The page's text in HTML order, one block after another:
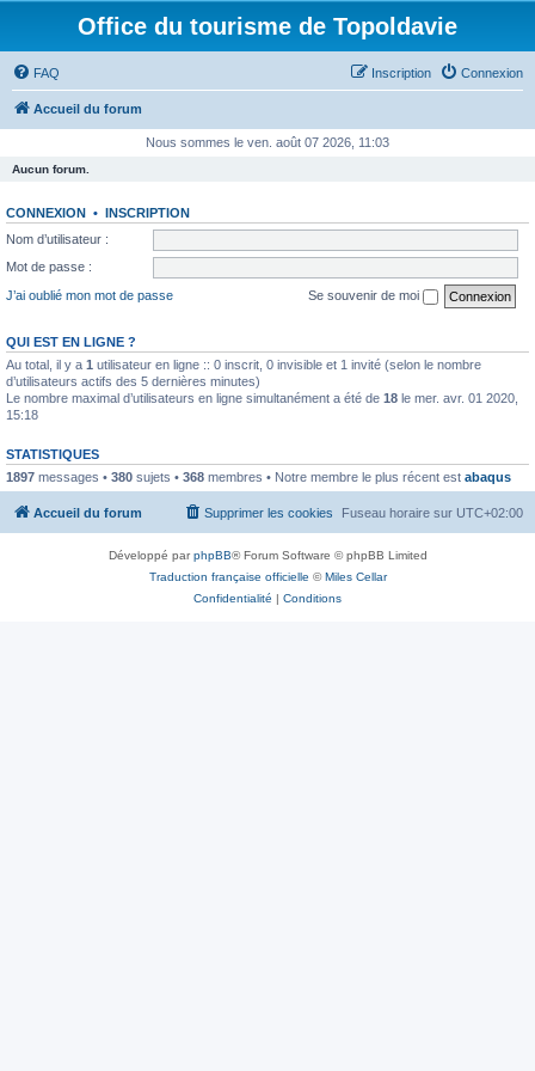
Office du tourisme de Topoldavie
FAQ Connexion
Inscription
Accueil du forum
Nous sommes le ven. août 07 2026, 11:03
Aucun forum.
CONNEXION • INSCRIPTION
Nom d’utilisateur :
Mot de passe :
J’ai oublié mon mot de passe
Se souvenir de moi
QUI EST EN LIGNE ?
Au total, il y a 1 utilisateur en ligne :: 0 inscrit, 0 invisible et 1 invité (selon le nombre
d’utilisateurs actifs des 5 dernières minutes)
Le nombre maximal d’utilisateurs en ligne simultanément a été de 18 le mer. avr. 01 2020,
15:18
STATISTIQUES
1897 messages • 380 sujets • 368 membres • Notre membre le plus récent est abaqus
Accueil du forum Fuseau horaire sur UTC+02:00
Supprimer les cookies
Développé parphpBB® Forum Software © phpBB Limited
Traduction française officielle ©Miles Cellar
Confidentialité | Conditions